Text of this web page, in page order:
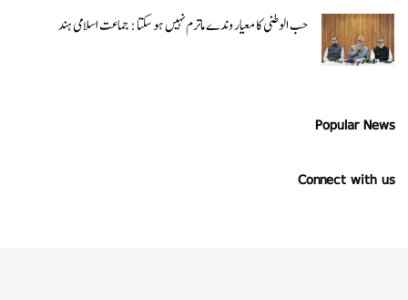
حب الوطنی کا معیار وندے ماترم نہیں ہو سکتا : جماعت اسلامی ہند
Popular News
Connect with us